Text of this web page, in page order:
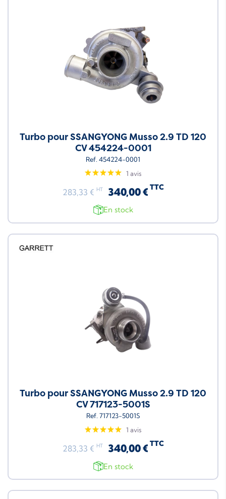
Turbo pour SSANGYONG Musso 2.9 TD 120
CV 454224-0001
Ref. 454224-0001
1 avis
283,33 € HT 340,00 € TTC
En stock
Turbo pour SSANGYONG Musso 2.9 TD 120
CV 717123-5001S
Ref. 717123-5001S
1 avis
283,33 € HT 340,00 € TTC
En stock